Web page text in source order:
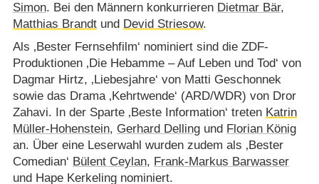
Simon. Bei den Männern konkurrieren Dietmar Bär,
Matthias Brandtund Devid Striesow.
Als ‚Bester Fernsehfilm‘ nominiert sind die ZDF-
Produktionen ‚Die Hebamme – Auf Leben und Tod‘ von
Dagmar Hirtz, ‚Liebesjahre‘ von Matti Geschonnek
sowie das Drama ‚Kehrtwende‘ (ARD/​WDR) von Dror
Zahavi. In der Sparte ‚Beste Information‘ treten Katrin
Müller-Hohenstein, Gerhard Dellingund Florian König
an. Über eine Leserwahl wurden zudem als ‚Bester
Comedian‘ Bülent Ceylan, Frank-Markus Barwasser
und Hape Kerkeling nominiert.